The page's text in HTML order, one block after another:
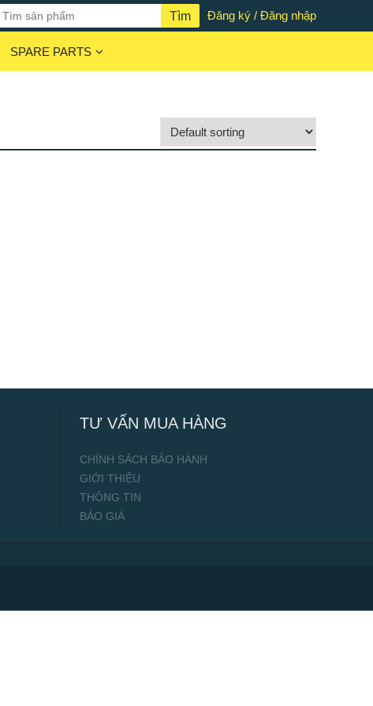
Đăng ký / Đăng nhập
SPARE PARTS
TƯ VẤN MUA HÀNG
CHÍNH SÁCH BẢO HÀNH
GIỚI THIỆU
THÔNG TIN
BÁO GIÁ